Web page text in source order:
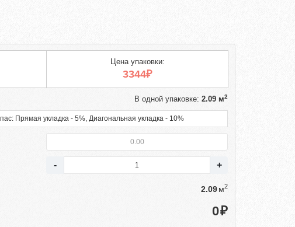
Цена упаковки:
3344₽
В одной упаковке:2.09 м2
Прямая укладка - 5%, Диагональная укладка - 10%
м2
₽